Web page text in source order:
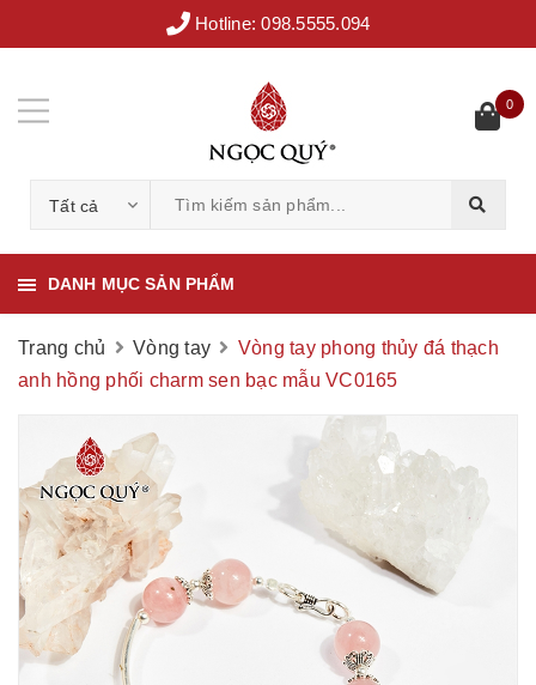
Hotline:098.5555.094
Tất cả
0
DANH MỤC SẢN PHẨM
Trang chủ Vòng tay
Vòng tay phong thủy đá thạch
anh hồng phối charm sen bạc mẫu VC0165